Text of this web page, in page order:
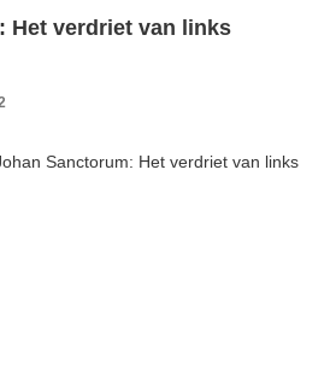
Het verdriet van links